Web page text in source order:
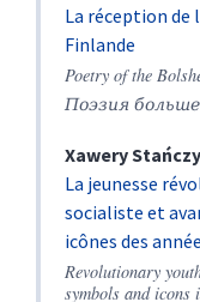
La réception de
Finlande
Poetry of the
Поэзия
Xawery
La jeunesse
socialiste et
icônes des
Revolutionary
symbols and icons